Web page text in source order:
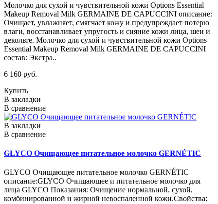
Молочко для сухой и чувствительной кожи Options Essential
Makeup Removal Milk GERMAINE DE CAPUCCINI описание:
Очищает, увлажняет, смягчает кожу и предупреждает потерю
влаги, восстанавливает упругость и сияние кожи лица, шеи и
декольте. Молочко для сухой и чувствительной кожи Options
Essential Makeup Removal Milk GERMAINE DE CAPUCCINI
состав: Экстра..
6 160 руб.
Купить
В закладки
В сравнение
В закладки
В сравнение
GLYCO Очищающее питательное молочко GERNÉTIC
GLYCO Очищающее питательное молочко GERNÉTIC
описание:GLYCO Очищающее и питательное молочко для
лица GLYCO Показания: Очищение нормальной, сухой,
комбинированной и жирной невоспаленной кожи.Свойства: